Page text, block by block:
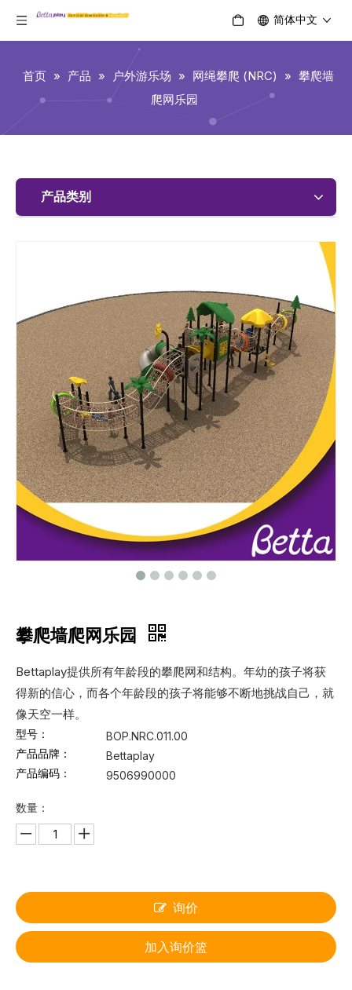
简体中文
首页 » 产品 » 户外游乐场 » 网绳攀爬 (NRC) » 攀爬墙
爬网乐园
产品类别
攀爬墙爬网乐园
Bettaplay提供所有年龄段的攀爬网和结构。年幼的孩子将获
得新的信心，而各个年龄段的孩子将能够不断地挑战自己，就
像天空一样。
型号：
BOP.NRC.011.00
产品品牌：
Bettaplay
产品编码：
9506990000
数量：
询价
加入询价篮